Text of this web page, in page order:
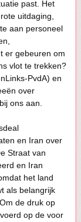
past. Het
uitdaging,
aan personeel
er gebeuren om
vlot te trekken?
PvdA) en
over
ons aan.
en Iran over
Straat van
en Iran
het land
als belangrijk
de druk op
op de voor